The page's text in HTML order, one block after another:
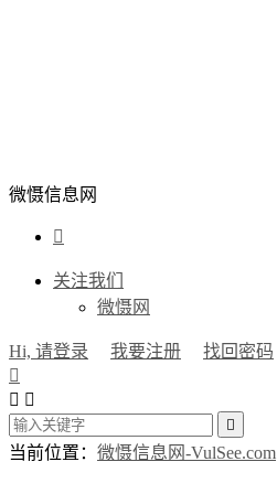
微慑信息网

关注我们
微慑网
Hi, 请登录 我要注册
找回密码

 

当前位置： 微慑信息网-VulSee.com